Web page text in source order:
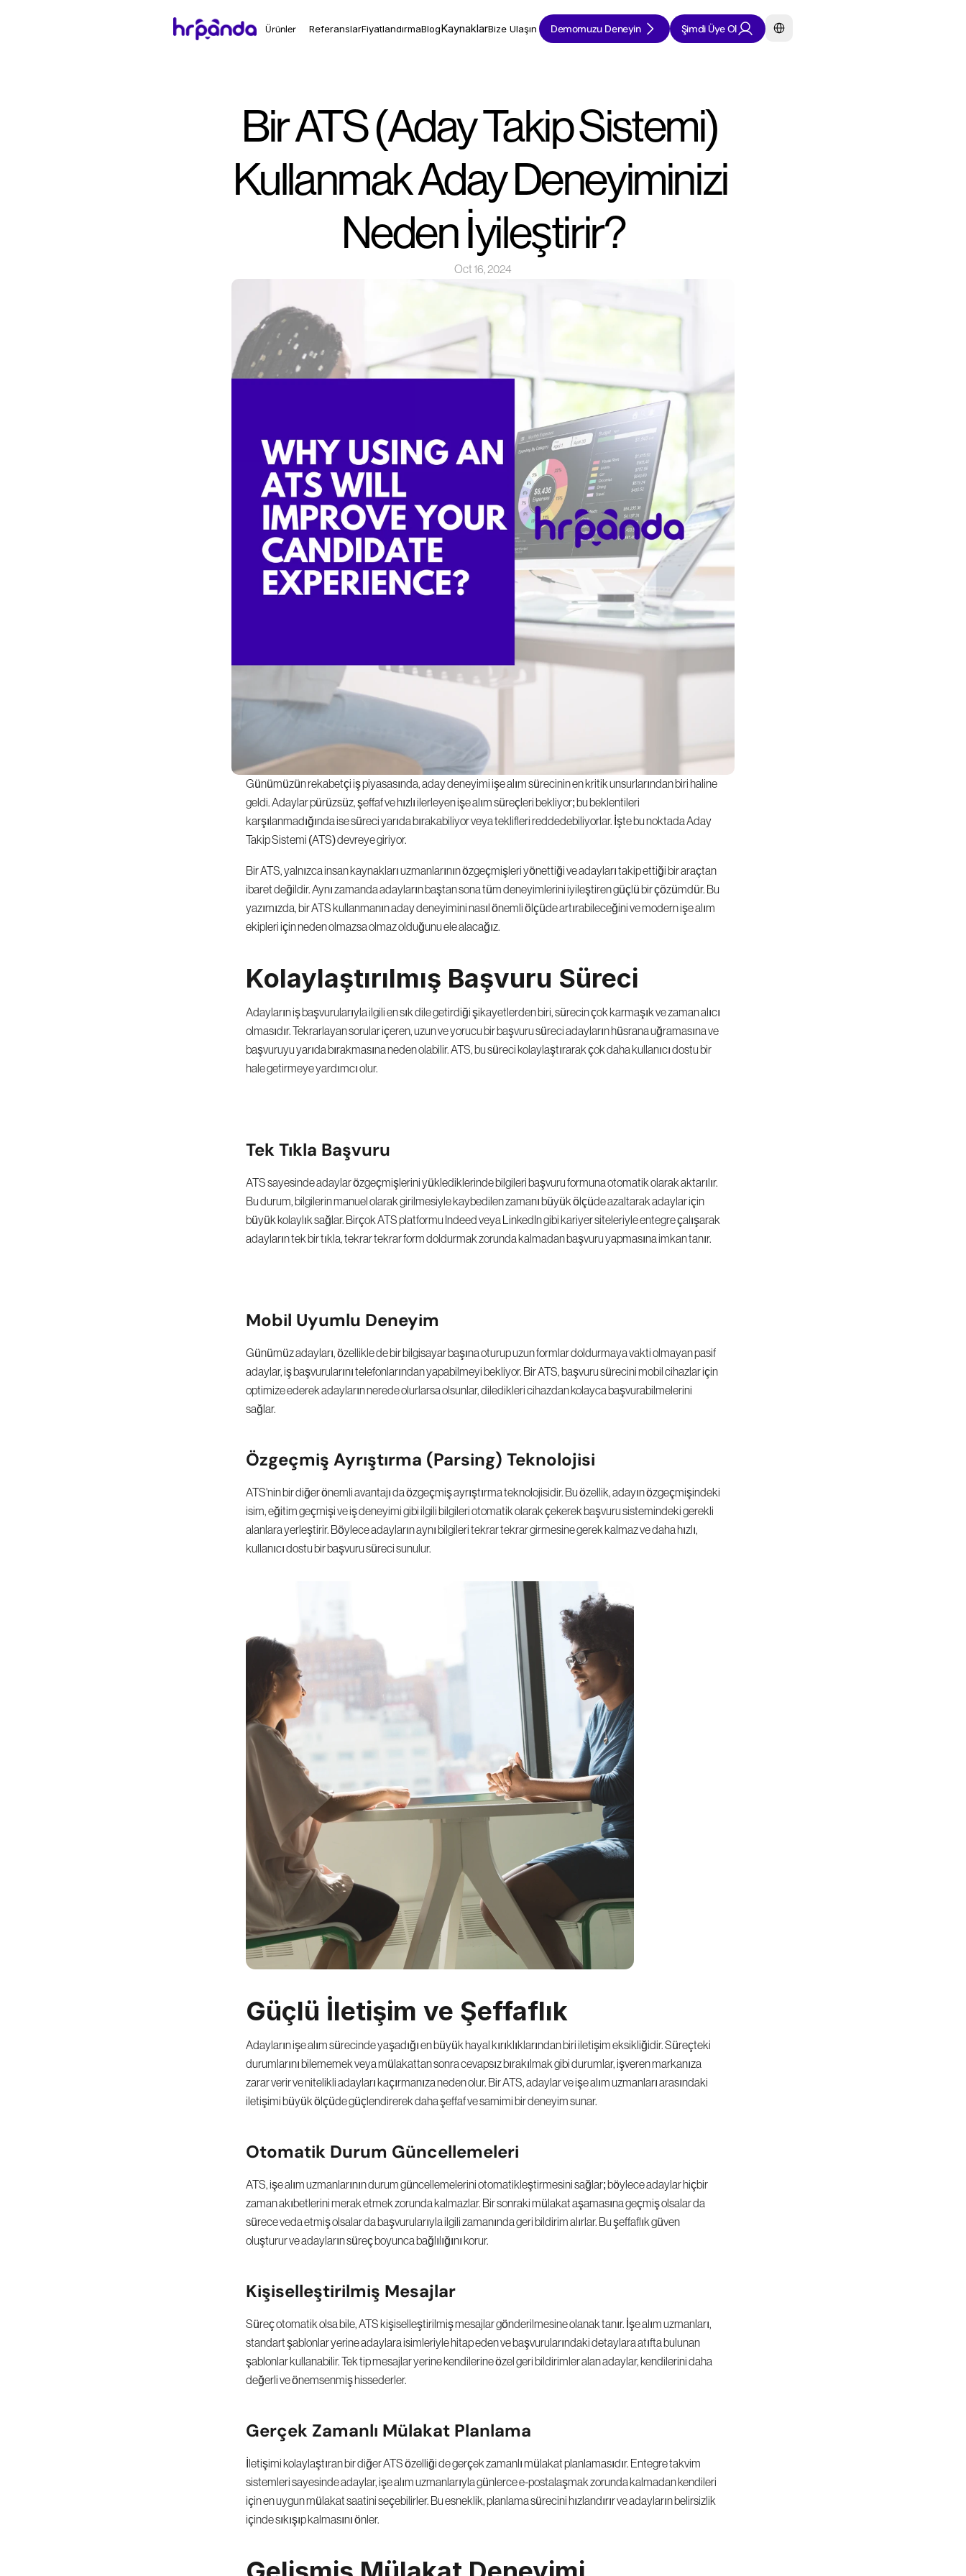
Ürünler ReferanslarFiyatlandırmaBlogKaynaklarBize Ulaşın Demomuzu Deneyin Şimdi Üye Ol
Bir ATS (Aday Takip Sistemi)
Kullanmak Aday Deneyiminizi
Neden İyileştirir?
Oct 16, 2024
Günümüzün rekabetçi iş piyasasında, aday deneyimi işe alım sürecinin en kritik unsurlarından biri haline
geldi. Adaylar pürüzsüz, şeffaf ve hızlı ilerleyen işe alım süreçleri bekliyor; bu beklentileri
karşılanmadığında ise süreci yarıda bırakabiliyor veya teklifleri reddedebiliyorlar. İşte bu noktada Aday
Takip Sistemi (ATS) devreye giriyor.
Bir ATS, yalnızca insan kaynakları uzmanlarının özgeçmişleri yönettiği ve adayları takip ettiği bir araçtan
ibaret değildir. Aynı zamanda adayların baştan sona tüm deneyimlerini iyileştiren güçlü bir çözümdür. Bu
yazımızda, bir ATS kullanmanın aday deneyimini nasıl önemli ölçüde artırabileceğini ve modern işe alım
ekipleri için neden olmazsa olmaz olduğunu ele alacağız.
Kolaylaştırılmış Başvuru Süreci
Adayların iş başvurularıyla ilgili en sık dile getirdiği şikayetlerden biri, sürecin çok karmaşık ve zaman alıcı
olmasıdır. Tekrarlayan sorular içeren, uzun ve yorucu bir başvuru süreci adayların hüsrana uğramasına ve
başvuruyu yarıda bırakmasına neden olabilir. ATS, bu süreci kolaylaştırarak çok daha kullanıcı dostu bir
hale getirmeye yardımcı olur.
Tek Tıkla Başvuru
ATS sayesinde adaylar özgeçmişlerini yüklediklerinde bilgileri başvuru formuna otomatik olarak aktarılır.
Bu durum, bilgilerin manuel olarak girilmesiyle kaybedilen zamanı büyük ölçüde azaltarak adaylar için
büyük kolaylık sağlar. Birçok ATS platformu Indeed veya LinkedIn gibi kariyer siteleriyle entegre çalışarak
adayların tek bir tıkla, tekrar tekrar form doldurmak zorunda kalmadan başvuru yapmasına imkan tanır.
Mobil Uyumlu Deneyim
Günümüz adayları, özellikle de bir bilgisayar başına oturup uzun formlar doldurmaya vakti olmayan pasif
adaylar, iş başvurularını telefonlarından yapabilmeyi bekliyor. Bir ATS, başvuru sürecini mobil cihazlar için
optimize ederek adayların nerede olurlarsa olsunlar, diledikleri cihazdan kolayca başvurabilmelerini
sağlar.
Özgeçmiş Ayrıştırma (Parsing) Teknolojisi
ATS'nin bir diğer önemli avantajı da özgeçmiş ayrıştırma teknolojisidir. Bu özellik, adayın özgeçmişindeki
isim, eğitim geçmişi ve iş deneyimi gibi ilgili bilgileri otomatik olarak çekerek başvuru sistemindeki gerekli
alanlara yerleştirir. Böylece adayların aynı bilgileri tekrar tekrar girmesine gerek kalmaz ve daha hızlı,
kullanıcı dostu bir başvuru süreci sunulur.
Güçlü İletişim ve Şeffaflık
Adayların işe alım sürecinde yaşadığı en büyük hayal kırıklıklarından biri iletişim eksikliğidir. Süreçteki
durumlarını bilememek veya mülakattan sonra cevapsız bırakılmak gibi durumlar, işveren markanıza
zarar verir ve nitelikli adayları kaçırmanıza neden olur. Bir ATS, adaylar ve işe alım uzmanları arasındaki
iletişimi büyük ölçüde güçlendirerek daha şeffaf ve samimi bir deneyim sunar.
Otomatik Durum Güncellemeleri
ATS, işe alım uzmanlarının durum güncellemelerini otomatikleştirmesini sağlar; böylece adaylar hiçbir
zaman akıbetlerini merak etmek zorunda kalmazlar. Bir sonraki mülakat aşamasına geçmiş olsalar da
sürece veda etmiş olsalar da başvurularıyla ilgili zamanında geri bildirim alırlar. Bu şeffaflık güven
oluşturur ve adayların süreç boyunca bağlılığını korur.
Kişiselleştirilmiş Mesajlar
Süreç otomatik olsa bile, ATS kişiselleştirilmiş mesajlar gönderilmesine olanak tanır. İşe alım uzmanları,
standart şablonlar yerine adaylara isimleriyle hitap eden ve başvurularındaki detaylara atıfta bulunan
şablonlar kullanabilir. Tek tip mesajlar yerine kendilerine özel geri bildirimler alan adaylar, kendilerini daha
değerli ve önemsenmiş hissederler.
Gerçek Zamanlı Mülakat Planlama
İletişimi kolaylaştıran bir diğer ATS özelliği de gerçek zamanlı mülakat planlamasıdır. Entegre takvim
sistemleri sayesinde adaylar, işe alım uzmanlarıyla günlerce e-postalaşmak zorunda kalmadan kendileri
için en uygun mülakat saatini seçebilirler. Bu esneklik, planlama sürecini hızlandırır ve adayların belirsizlik
içinde sıkışıp kalmasını önler.